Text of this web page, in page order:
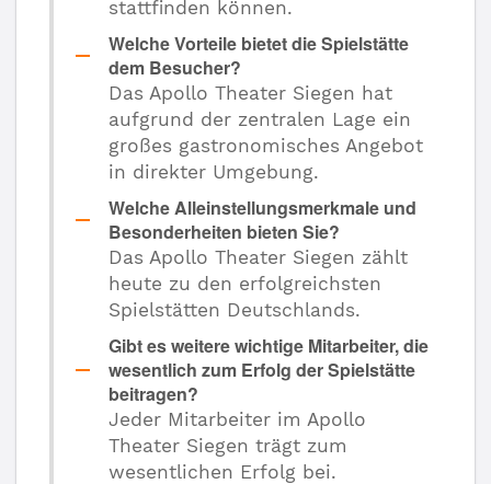
stattfinden können.
Welche Vorteile bietet die Spielstätte
dem Besucher?
Das Apollo Theater Siegen hat
aufgrund der zentralen Lage ein
großes gastronomisches Angebot
in direkter Umgebung.
Welche Alleinstellungsmerkmale und
Besonderheiten bieten Sie?
Das Apollo Theater Siegen zählt
heute zu den erfolgreichsten
Spielstätten Deutschlands.
Gibt es weitere wichtige Mitarbeiter, die
wesentlich zum Erfolg der Spielstätte
beitragen?
Jeder Mitarbeiter im Apollo
Theater Siegen trägt zum
wesentlichen Erfolg bei.